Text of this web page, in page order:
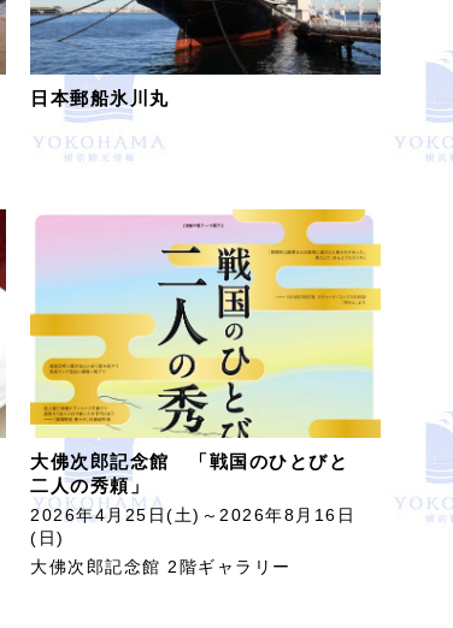
日本郵船氷川丸
大佛次郎記念館 「戦国のひとびと
二人の秀頼」
2026年4月25日(土)～2026年8月16日
(日)
大佛次郎記念館 2階ギャラリー